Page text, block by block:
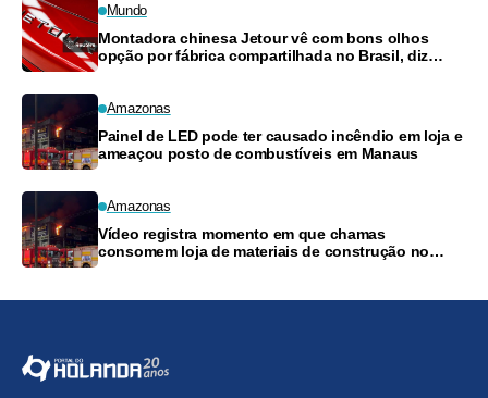
Mundo
Montadora chinesa Jetour vê com bons olhos
opção por fábrica compartilhada no Brasil, diz
Amazonas
Painel de LED pode ter causado incêndio em loja e
ameaçou posto de combustíveis em Manaus
Amazonas
Vídeo registra momento em que chamas
consomem loja de materiais de construção no